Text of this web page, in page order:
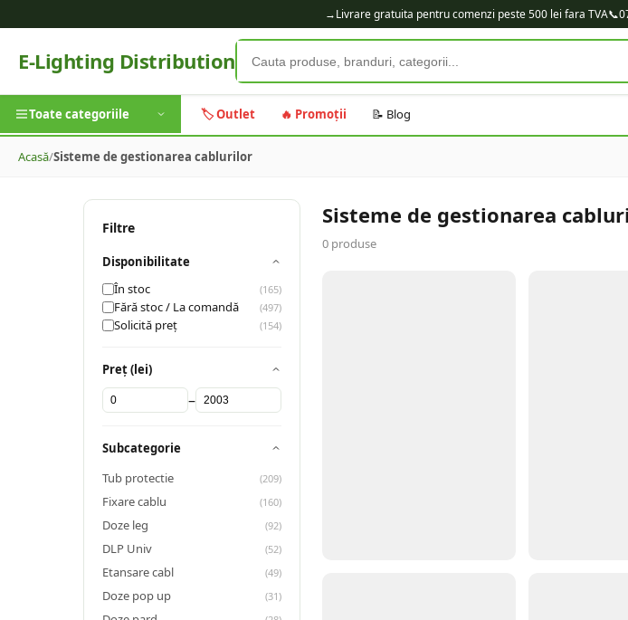
→Livrare gratuita pentru comenzi peste 500 lei fara TVA📞
E-Lighting Distribution
Toate categoriile 🏷️ Outlet 🔥 Promoții 📝 Blog
Acasă/Sisteme de gestionarea cablurilor
Filtre
Disponibilitate
În stoc
(165)
Fără stoc / La comandă (497)
Solicită preț (154)
Preț (lei)
–
Subcategorie
Tub protectie
(209)
Fixare cablu (160)
Doze leg (92)
DLP Univ (52)
Etansare cabl (49)
Doze pop up (31)
Sisteme de gestionarea
0 produse